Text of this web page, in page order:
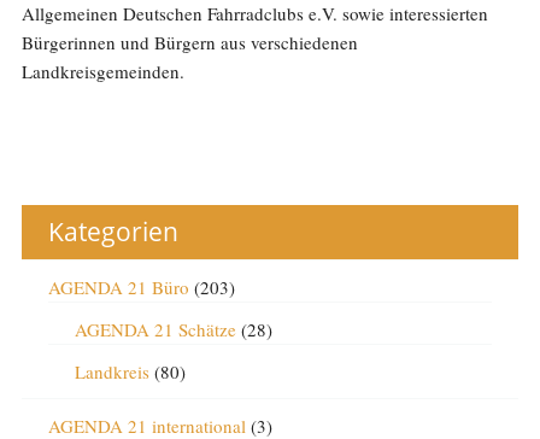
Allgemeinen Deutschen Fahrradclubs e.V. sowie interessierten
Bürgerinnen und Bürgern aus verschiedenen
Landkreisgemeinden.
Kategorien
AGENDA 21 Büro (203)
AGENDA 21 Schätze(28)
Landkreis(80)
AGENDA 21 international(3)